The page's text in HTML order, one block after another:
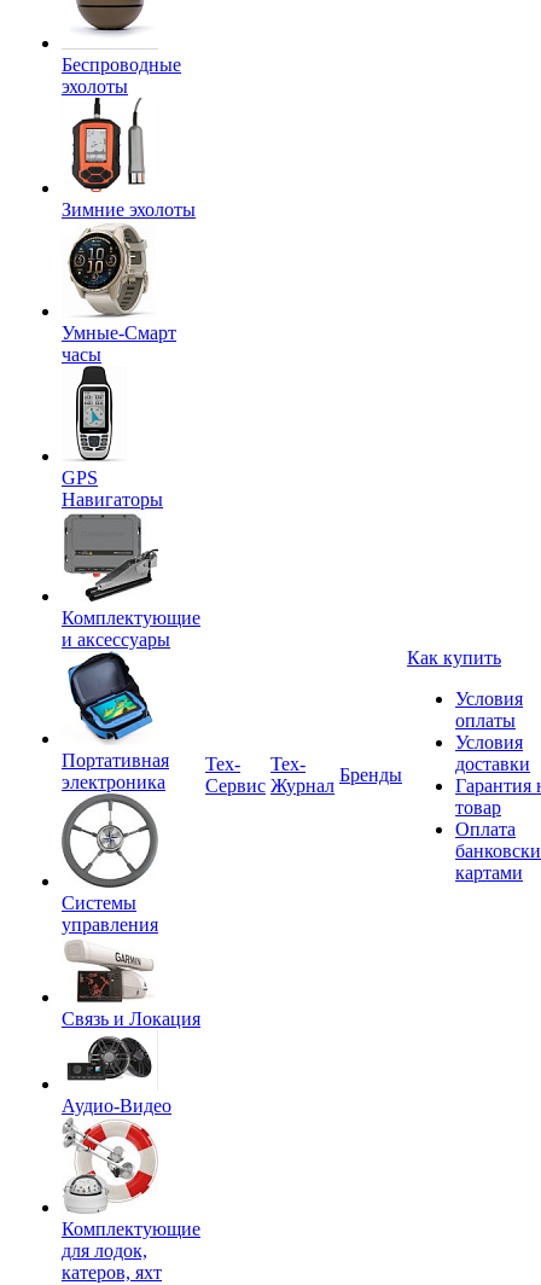
Беспроводные
эхолоты
Зимние эхолоты
Умные-Смарт
часы
GPS
Навигаторы
Комплектующие
и аксессуары
Портативная
электроника
Системы
управления
Связь и Локация
Аудио-Видео
Комплектующие
для лодок,
катеров, яхт
Tex-
Сервис
Тех-
Журнал
Бренды
Как купить
Условия
оплаты
Условия
доставки
Гарантия
товар
Оплата
картами